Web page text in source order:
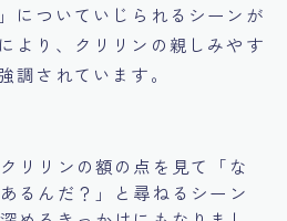
についていじられるシーンが
より、クリリンの親しみやす
調されています。
リリンの額の点を見て「な
るんだ？」と尋ねるシーン